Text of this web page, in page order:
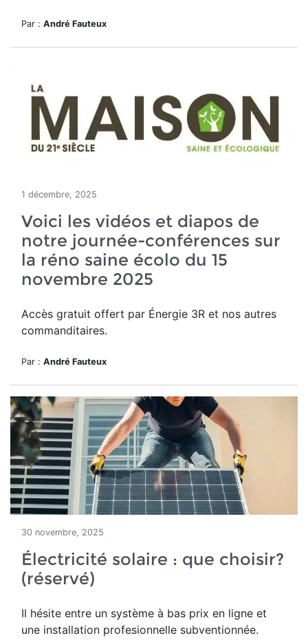
Par : André Fauteux
1 décembre, 2025
Voici les vidéos et diapos de
notre journée-conférences sur
la réno saine écolo du 15
novembre 2025
Accès gratuit offert par Énergie 3R et nos autres
commanditaires.
Par : André Fauteux
30 novembre, 2025
Électricité solaire : que choisir?
(réservé)
Il hésite entre un système à bas prix en ligne et
une installation profesionnelle subventionnée.